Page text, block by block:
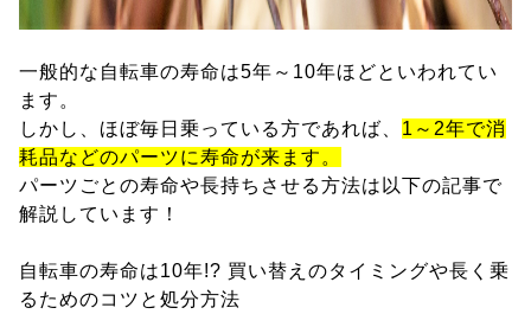
一般的な自転車の寿命は5年～10年ほどといわれてい
ます。
しかし、ほぼ毎日乗っている方であれば、 1～2年で消
耗品などのパーツに寿命が来ます。
パーツごとの寿命や長持ちさせる方法は以下の記事で
解説しています！
自転車の寿命は10年!? 買い替えのタイミングや長く乗
るためのコツと処分方法